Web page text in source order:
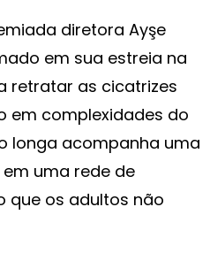
diretora Ayşe
em sua estreia na
retratar as cicatrizes
em complexidades do
longa acompanha uma
uma rede de
que os adultos não